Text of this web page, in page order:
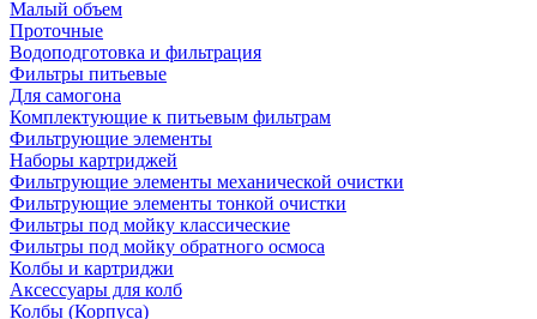
Малый объем
Проточные
Водоподготовка и фильтрация
Фильтры питьевые
Для самогона
Комплектующие к питьевым фильтрам
Фильтрующие элементы
Наборы картриджей
Фильтрующие элементы механической очистки
Фильтрующие элементы тонкой очистки
Фильтры под мойку классические
Фильтры под мойку обратного осмоса
Колбы и картриджи
Аксессуары для колб
Колбы (Корпуса)